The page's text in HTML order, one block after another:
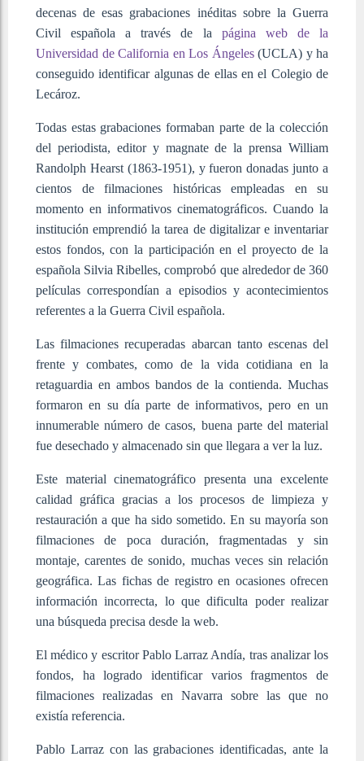
decenas de esas grabaciones inéditas sobre la Guerra
Civil española a través de la página web de la
Universidad de California en Los Ángeles(UCLA) y ha
conseguido identificar algunas de ellas en el Colegio de
Lecároz.
Todas estas grabaciones formaban parte de la colección
del periodista, editor y magnate de la prensa William
Randolph Hearst (1863-1951), y fueron donadas junto a
cientos de filmaciones históricas empleadas en su
momento en informativos cinematográficos. Cuando la
institución emprendió la tarea de digitalizar e inventariar
estos fondos, con la participación en el proyecto de la
española Silvia Ribelles, comprobó que alrededor de 360
películas correspondían a episodios y acontecimientos
referentes a la Guerra Civil española.
Las filmaciones recuperadas abarcan tanto escenas del
frente y combates, como de la vida cotidiana en la
retaguardia en ambos bandos de la contienda. Muchas
formaron en su día parte de informativos, pero en un
innumerable número de casos, buena parte del material
fue desechado y almacenado sin que llegara a ver la luz.
Este material cinematográfico presenta una excelente
calidad gráfica gracias a los procesos de limpieza y
restauración a que ha sido sometido. En su mayoría son
filmaciones de poca duración, fragmentadas y sin
montaje, carentes de sonido, muchas veces sin relación
geográfica. Las fichas de registro en ocasiones ofrecen
información incorrecta, lo que dificulta poder realizar
una búsqueda precisa desde la web.
El médico y escritor Pablo Larraz Andía, tras analizar los
fondos, ha logrado identificar varios fragmentos de
filmaciones realizadas en Navarra sobre las que no
existía referencia.
Pablo Larraz con las grabaciones identificadas, ante la